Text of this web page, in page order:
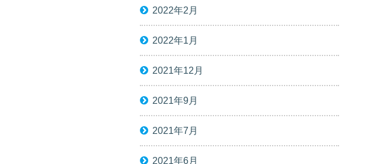
2022年2月
2022年1月
2021年12月
2021年9月
2021年7月
2021年6月